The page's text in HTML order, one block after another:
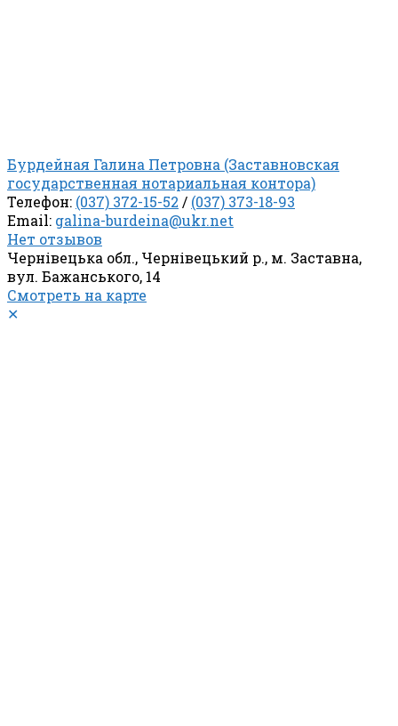
Бурдейная Галина Петровна (Заставновская
государственная нотариальная контора)
Телефон: (037) 372-15-52 / (037) 373-18-93
Email: galina-burdeina@ukr.net
Нет отзывов
Чернівецька обл., Чернівецький р., м. Заставна,
вул. Бажанського, 14
Смотреть на карте
✕